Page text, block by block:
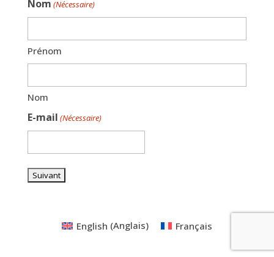
Nom (Nécessaire)
Prénom
Nom
E-mail (Nécessaire)
English (Anglais) Français